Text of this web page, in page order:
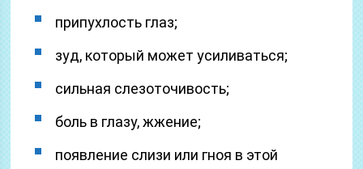
припухлость глаз;
зуд, который может усиливаться;
сильная слезоточивость;
боль в глазу, жжение;
появление слизи или гноя в этой